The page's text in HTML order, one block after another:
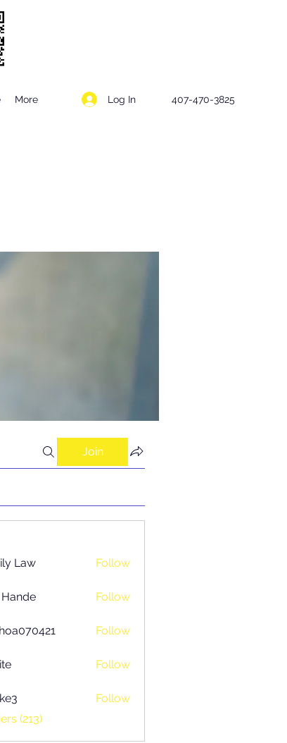
More Log In 407-470-3825
Join
Law Follow
Follow
Follow
Follow
Follow
(213)